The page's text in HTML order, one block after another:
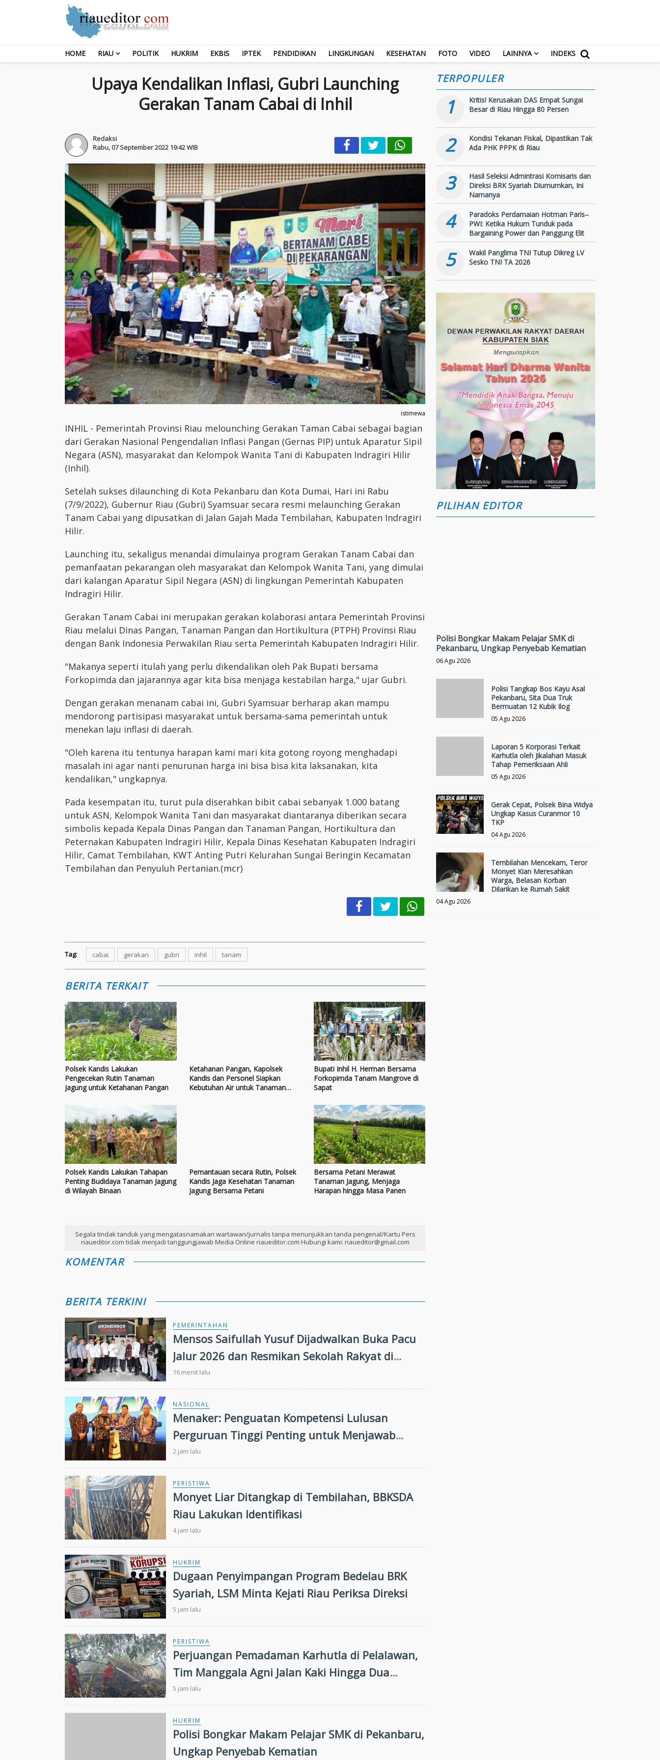
HOME RIAU POLITIK HUKRIM EKBIS IPTEK PENDIDIKAN LINGKUNGAN KESEHATAN FOTO VIDEO LAINNYA INDEKS
Upaya Kendalikan Inflasi, Gubri Launching
Gerakan Tanam Cabai di Inhil
Redaksi
Rabu, 07 September 2022 19:42 WIB
istimewa
INHIL - Pemerintah Provinsi Riau melounching Gerakan Taman Cabai sebagai bagian
dari Gerakan Nasional Pengendalian Inflasi Pangan (Gernas PIP) untuk Aparatur Sipil
Negara (ASN), masyarakat dan Kelompok Wanita Tani di Kabupaten Indragiri Hilir
(Inhil).
Setelah sukses dilaunching di Kota Pekanbaru dan Kota Dumai, Hari ini Rabu
(7/9/2022), Gubernur Riau (Gubri) Syamsuar secara resmi melaunching Gerakan
Tanam Cabai yang dipusatkan di Jalan Gajah Mada Tembilahan, Kabupaten Indragiri
Hilir.
Launching itu, sekaligus menandai dimulainya program Gerakan Tanam Cabai dan
pemanfaatan pekarangan oleh masyarakat dan Kelompok Wanita Tani, yang dimulai
dari kalangan Aparatur Sipil Negara (ASN) di lingkungan Pemerintah Kabupaten
Indragiri Hilir.
Gerakan Tanam Cabai ini merupakan gerakan kolaborasi antara Pemerintah Provinsi
Riau melalui Dinas Pangan, Tanaman Pangan dan Hortikultura (PTPH) Provinsi Riau
dengan Bank Indonesia Perwakilan Riau serta Pemerintah Kabupaten Indragiri Hilir.
"Makanya seperti itulah yang perlu dikendalikan oleh Pak Bupati bersama
Forkopimda dan jajarannya agar kita bisa menjaga kestabilan harga," ujar Gubri.
Dengan gerakan menanam cabai ini, Gubri Syamsuar berharap akan mampu
mendorong partisipasi masyarakat untuk bersama-sama pemerintah untuk
menekan laju inflasi di daerah.
"Oleh karena itu tentunya harapan kami mari kita gotong royong menghadapi
masalah ini agar nanti penurunan harga ini bisa bisa kita laksanakan, kita
kendalikan," ungkapnya.
Pada kesempatan itu, turut pula diserahkan bibit cabai sebanyak 1.000 batang
untuk ASN, Kelompok Wanita Tani dan masyarakat diantaranya diberikan secara
simbolis kepada Kepala Dinas Pangan dan Tanaman Pangan, Hortikultura dan
Peternakan Kabupaten Indragiri Hilir, Kepala Dinas Kesehatan Kabupaten Indragiri
Hilir, Camat Tembilahan, KWT Anting Putri Kelurahan Sungai Beringin Kecamatan
Tembilahan dan Penyuluh Pertanian.(mcr)
Tag: cabai gerakan gubri inhil tanam
BERITA TERKAIT
Polsek Kandis Lakukan
Pengecekan Rutin Tanaman
Jagung untuk Ketahanan Pangan
Ketahanan Pangan, Kapolsek
Kandis dan Personel Siapkan
Kebutuhan Air untuk Tanaman
Bupati Inhil H. Herman Bersama
Forkopimda Tanam Mangrove di
Sapat
Polsek Kandis Lakukan Tahapan
Penting Budidaya Tanaman Jagung
di Wilayah Binaan
Pemantauan secara Rutin, Polsek
Kandis Jaga Kesehatan Tanaman
Jagung Bersama Petani
Bersama Petani Merawat
Tanaman Jagung, Menjaga
Harapan hingga Masa Panen
Segala tindak tanduk yang mengatasnamakan wartawan/jurnalis tanpa menunjukkan tanda pengenal/Kartu Pers
riaueditor.com tidak menjadi tanggungjawab Media Online riaueditor.com Hubungi kami: riaueditor@gmail.com
KOMENTAR
BERITA TERKINI
PEMERINTAHAN
Mensos Saifullah Yusuf Dijadwalkan Buka Pacu
Jalur 2026 dan Resmikan Sekolah Rakyat di
Kuansing
16 menit lalu
NASIONAL
Menaker: Penguatan Kompetensi Lulusan
Perguruan Tinggi Penting untuk Menjawab
Kebutuhan Dunia Kerja
2 jam lalu
PERISTIWA
Monyet Liar Ditangkap di Tembilahan, BBKSDA
Riau Lakukan Identifikasi
4 jam lalu
HUKRIM
Dugaan Penyimpangan Program Bedelau BRK
Syariah, LSM Minta Kejati Riau Periksa Direksi
5 jam lalu
PERISTIWA
Perjuangan Pemadaman Karhutla di Pelalawan,
Tim Manggala Agni Jalan Kaki Hingga Dua
Kilometer
5 jam lalu
HUKRIM
Polisi Bongkar Makam Pelajar SMK di Pekanbaru,
Ungkap Penyebab Kematian
TERPOPULER
1
Kritis! Kerusakan DAS Empat Sungai
Besar di Riau Hingga 80 Persen
2
Kondisi Tekanan Fiskal, Dipastikan Tak
Ada PHK PPPK di Riau
3
Hasil Seleksi Admintrasi Komisaris dan
Direksi BRK Syariah Diumumkan, Ini
Namanya
4
Paradoks Perdamaian Hotman Paris–
PWI: Ketika Hukum Tunduk pada
Bargaining Power dan Panggung Elit
5
Wakil Panglima TNI Tutup Dikreg LV
Sesko TNI TA 2026
PILIHAN EDITOR
Polisi Bongkar Makam Pelajar SMK di
Pekanbaru, Ungkap Penyebab Kematian
06 Agu 2026
Polisi Tangkap Bos Kayu Asal
Pekanbaru, Sita Dua Truk
Bermuatan 12 Kubik Ilog
05 Agu 2026
Laporan 5 Korporasi Terkait
Karhutla oleh Jikalahari Masuk
Tahap Pemeriksaan Ahli
05 Agu 2026
Gerak Cepat, Polsek Bina Widya
Ungkap Kasus Curanmor 10
TKP
04 Agu 2026
Tembilahan Mencekam, Teror
Monyet Kian Meresahkan
Warga, Belasan Korban
Dilarikan ke Rumah Sakit
04 Agu 2026